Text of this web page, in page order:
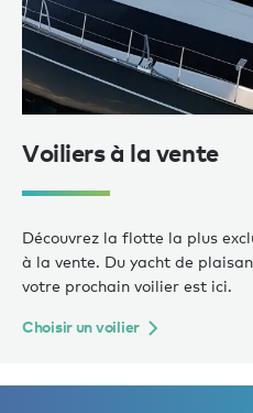
Voiliers à la vente
Découvrez la flotte la plus
à la vente. Du yacht de
votre prochain voilier est ici.
Choisir un voilier